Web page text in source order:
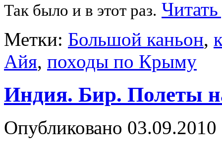
Так было и в этот раз.
Метки: Большой каньон,
Айя, походы по Крыму
Индия. Бир. Полеты
Опубликовано 03.09.2010